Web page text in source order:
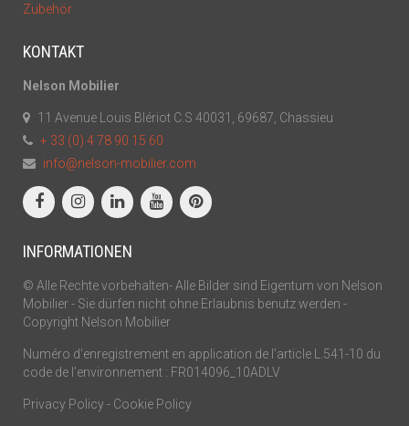
Zubehör
KONTAKT
Nelson Mobilier
11 Avenue Louis Blériot C.S 40031, 69687, Chassieu
+ 33 (0) 4 78 90 15 60
info@nelson-mobilier.com
INFORMATIONEN
© Alle Rechte vorbehalten- Alle Bilder sind Eigentum von Nelson
Mobilier - Sie dürfen nicht ohne Erlaubnis benutz werden -
Copyright Nelson Mobilier
Numéro d’enregistrement en application de l’article L.541-10 du
code de l’environnement : FR014096_10ADLV
Privacy Policy- Cookie Policy